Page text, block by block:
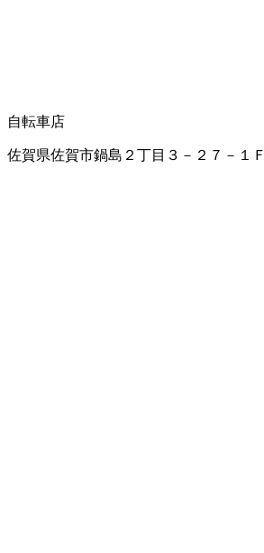
自転車店
佐賀県佐賀市鍋島２丁目３－２７－１Ｆ